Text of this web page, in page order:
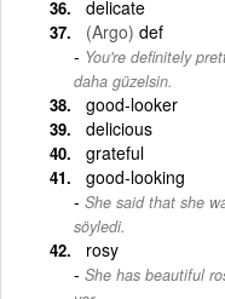
delicate
(Argo) def
You're definitely
daha güzelsin.
good-looker
delicious
grateful
good-looking
She said that she
söyledi.
rosy
She has beautiful